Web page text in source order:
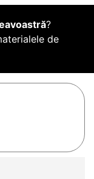
?
de